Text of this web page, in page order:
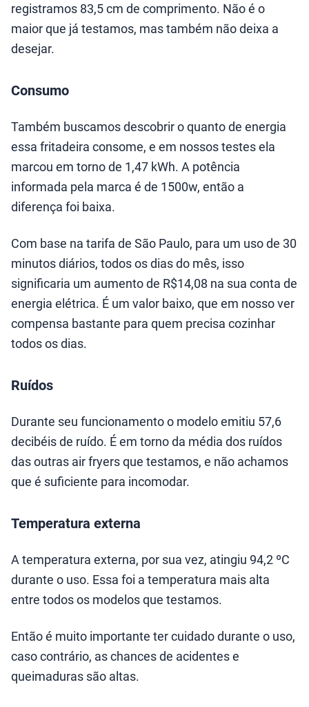
registramos 83,5 cm de comprimento. Não é o
maior que já testamos, mas também não deixa a
desejar.
Consumo
Também buscamos descobrir o quanto de energia
essa fritadeira consome, e em nossos testes ela
marcou em torno de 1,47 kWh. A potência
informada pela marca é de 1500w, então a
diferença foi baixa.
Com base na tarifa de São Paulo, para um uso de 30
minutos diários, todos os dias do mês, isso
significaria um aumento de R$14,08 na sua conta de
energia elétrica. É um valor baixo, que em nosso ver
compensa bastante para quem precisa cozinhar
todos os dias.
Ruídos
Durante seu funcionamento o modelo emitiu 57,6
decibéis de ruído. É em torno da média dos ruídos
das outras air fryers que testamos, e não achamos
que é suficiente para incomodar.
Temperatura externa
A temperatura externa, por sua vez, atingiu 94,2 ºC
durante o uso. Essa foi a temperatura mais alta
entre todos os modelos que testamos.
Então é muito importante ter cuidado durante o uso,
caso contrário, as chances de acidentes e
queimaduras são altas.